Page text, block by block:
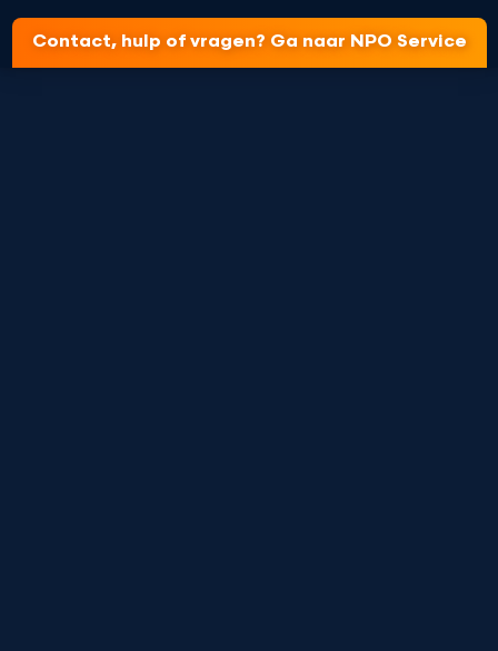
Contact, hulp of vragen? Ga naar NPO Service